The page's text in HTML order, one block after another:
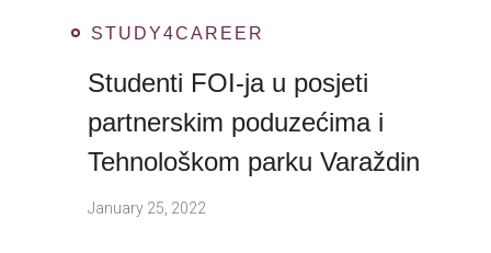
STUDY4CAREER
Studenti FOI-ja u posjeti
partnerskim poduzećima i
Tehnološkom parku Varaždin
January 25, 2022